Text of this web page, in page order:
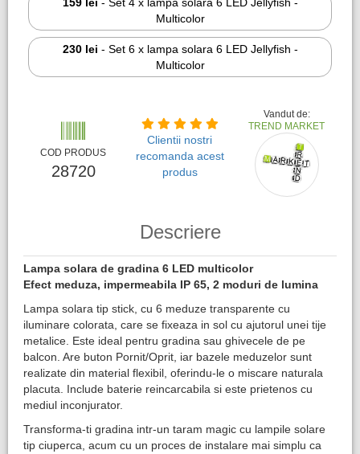
Multicolor
230 lei - Set 6 x lampa solara 6 LED Jellyfish -
Multicolor
COD PRODUS
28720
Clientii nostri
recomanda acest
produs
Vandut de:
TREND MARKET
Descriere
Lampa solara de gradina 6 LED multicolor
Efect meduza, impermeabila IP 65, 2 moduri de lumina
Lampa solara tip stick, cu 6 meduze transparente cu
iluminare colorata, care se fixeaza in sol cu ajutorul unei tije
metalice. Este ideal pentru gradina sau ghivecele de pe
balcon. Are buton Pornit/Oprit, iar bazele meduzelor sunt
realizate din material flexibil, oferindu-le o miscare naturala
placuta. Include baterie reincarcabila si este prietenos cu
mediul inconjurator.
Transforma-ti gradina intr-un taram magic cu lampile solare
tip ciuperca, acum cu un proces de instalare mai simplu ca